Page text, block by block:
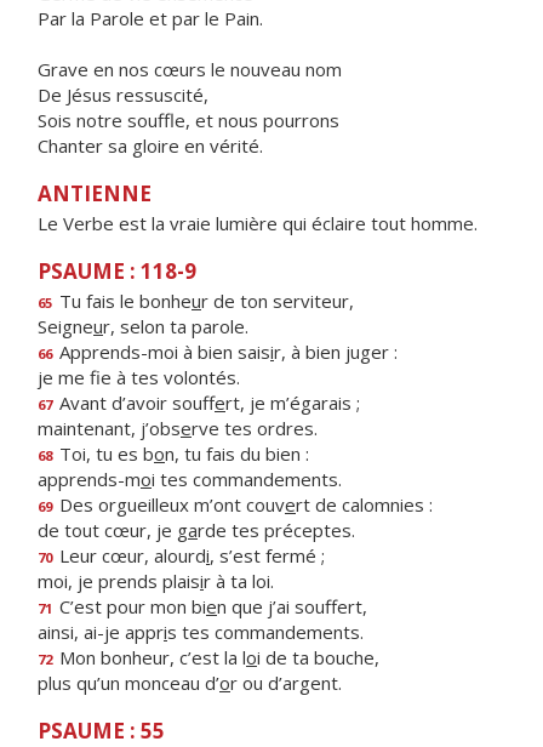
Par la Parole et par le Pain.
Grave en nos cœurs le nouveau nom
De Jésus ressuscité,
Sois notre souffle, et nous pourrons
Chanter sa gloire en vérité.
ANTIENNE
Le Verbe est la vraie lumière qui éclaire tout homme.
PSAUME : 118-9
65 Tu fais le bonheur de ton serviteur,
Seigneur, selon ta parole.
66 Apprends-moi à bien saisir, à bien juger :
je me fe à tes volontés.
67 Avant d’avoir souffert, je m’égarais ;
maintenant, j’observe tes ordres.
68 Toi, tu es bon, tu fais du bien :
apprends-moi tes commandements.
69 Des orgueilleux m’ont couvert de calomnies :
de tout cœur, je garde tes préceptes.
70 Leur cœur, alourdi, s’est fermé ;
moi, je prends plaisir à ta loi.
71 C’est pour mon bien que j’ai souffert,
ainsi, ai-je appris tes commandements.
72 Mon bonheur, c’est la loi de ta bouche,
plus qu’un monceau d’or ou d’argent.
PSAUME : 55